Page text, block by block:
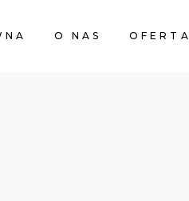
O NAS OFERTA